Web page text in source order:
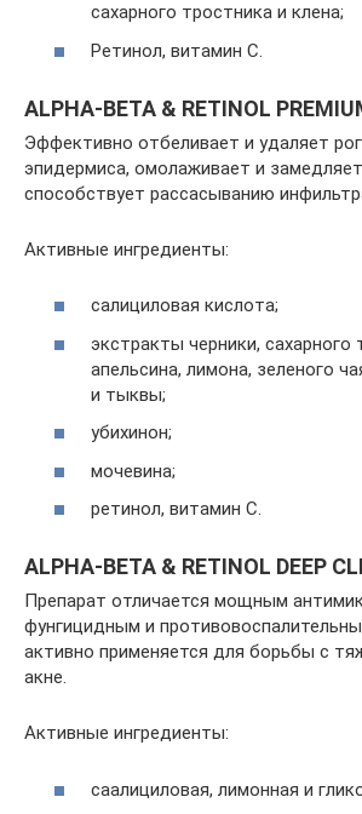
сахарного тростника и клена;
Ретинол, витамин С.
ALPHA-BETA & RETINOL
Эффективно отбеливает и удаляет
эпидермиса, омолаживает и
способствует рассасыванию
Активные ингредиенты:
салициловая кислота;
экстракты черники, сахарного
апельсина, лимона, зеленого
и тыквы;
убихинон;
мочевина;
ретинол, витамин С.
ALPHA-BETA & RETINOL DEEP
Препарат отличается мощным
фунгицидным и
активно применяется для борьбы с
акне.
Активные ингредиенты:
саалициловая, лимонная и